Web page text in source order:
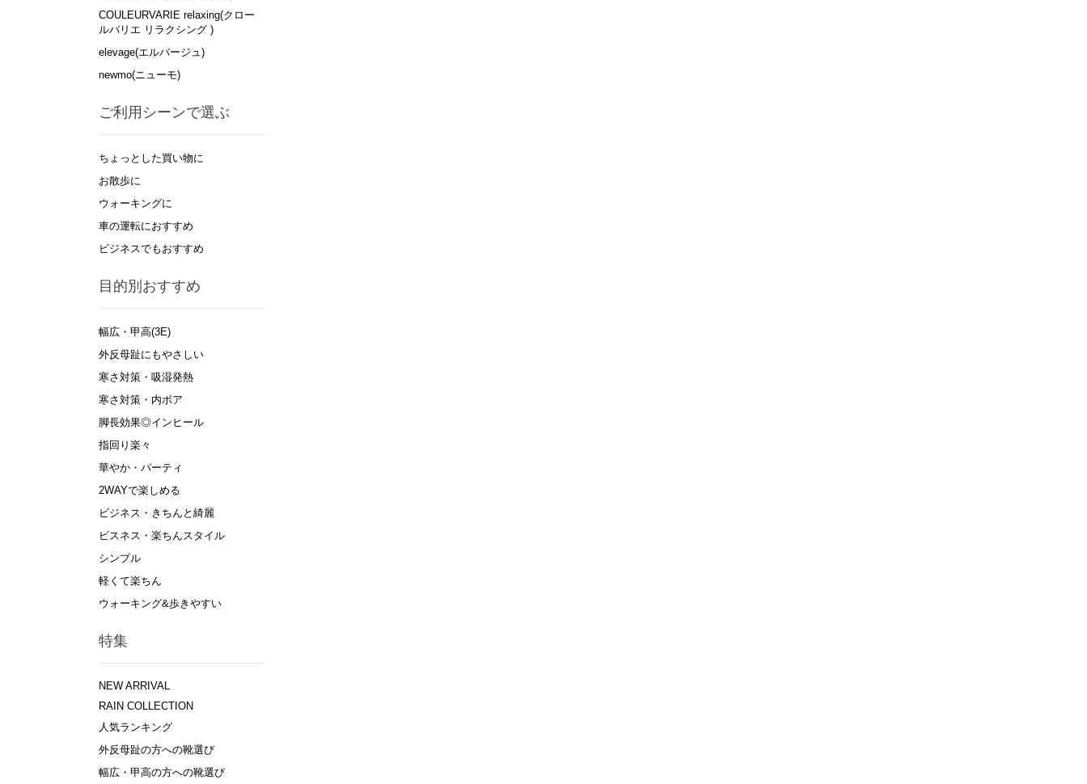
COULEURVARIE relaxing(クロー
ルバリエ リラクシング )
elevage(エルバージュ)
newmo(ニューモ)
ご利用シーンで選ぶ
ちょっとした買い物に
お散歩に
ウォーキングに
車の運転におすすめ
ビジネスでもおすすめ
目的別おすすめ
幅広・甲高(3E)
外反母趾にもやさしい
寒さ対策・吸湿発熱
寒さ対策・内ボア
脚長効果◎インヒール
指回り楽々
華やか・パーティ
2WAYで楽しめる
ビジネス・きちんと綺麗
ビスネス・楽ちんスタイル
シンプル
軽くて楽ちん
ウォーキング&歩きやすい
特集
NEW ARRIVAL
RAIN COLLECTION
人気ランキング
外反母趾の方への靴選び
幅広・甲高の方への靴選び